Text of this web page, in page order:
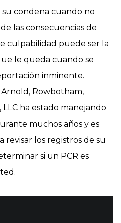
su condena cuando no
las consecuencias de
culpabilidad puede ser la
le queda cuando se
inminente.
Arnold, Rowbotham,
ha estado manejando
muchos años y es
revisar los registros de su
si un PCR es